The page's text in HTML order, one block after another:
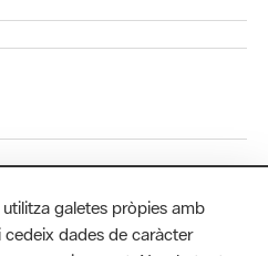
galetes pròpies amb
dades de caràcter